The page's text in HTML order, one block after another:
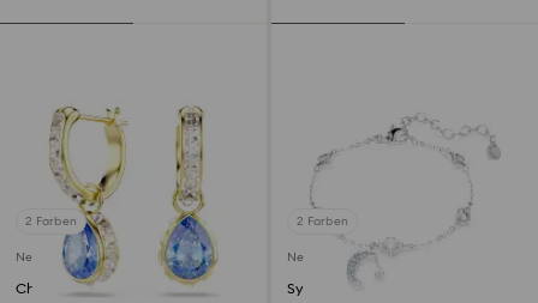
2 Farben
Neu
Chroma Drop-Ohrhänger
2 Farben
Neu
Symbolica Armband